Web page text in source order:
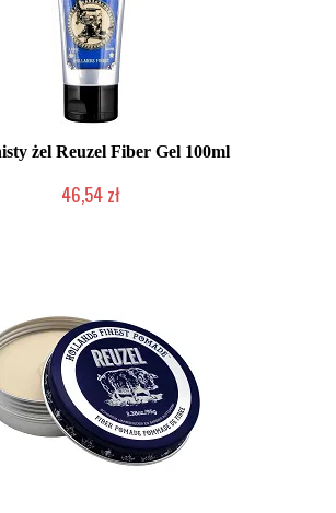
żel Reuzel Fiber Gel 100ml
46,54 zł